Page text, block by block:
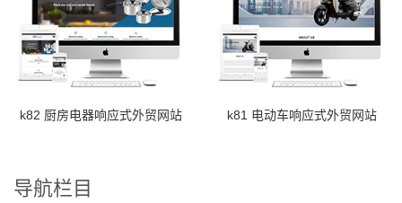
k82 厨房电器响应式外贸网站 k81 电动车响应式外贸网站
导航栏目